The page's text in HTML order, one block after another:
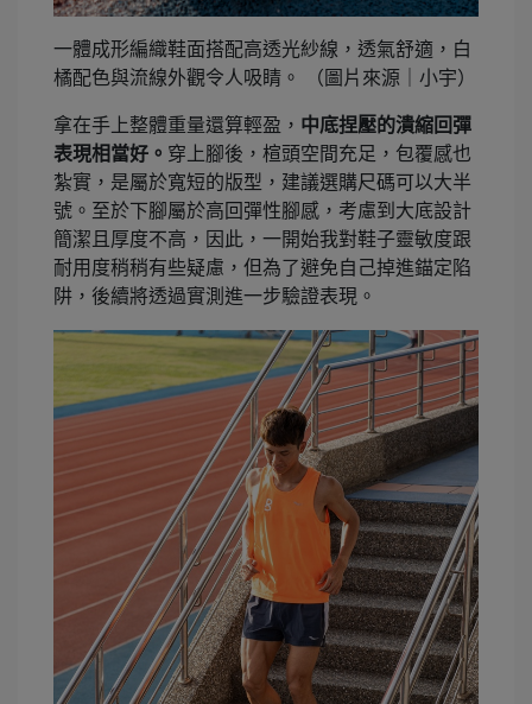
一體成形編織鞋面搭配高透光紗線，透氣舒適，白
橘配色與流線外觀令人吸睛。 （圖片來源｜小宇）
拿在手上整體重量還算輕盈， 中底捏壓的潰縮回彈
表現相當好。 穿上腳後，楦頭空間充足，包覆感也
紮實，是屬於寬短的版型，建議選購尺碼可以大半
號。至於下腳屬於高回彈性腳感，考慮到大底設計
簡潔且厚度不高，因此，一開始我對鞋子靈敏度跟
耐用度稍稍有些疑慮，但為了避免自己掉進錨定陷
阱，後續將透過實測進一步驗證表現。